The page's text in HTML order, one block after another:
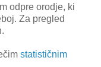
odpre orodje, ki
Za pregled
statističnim